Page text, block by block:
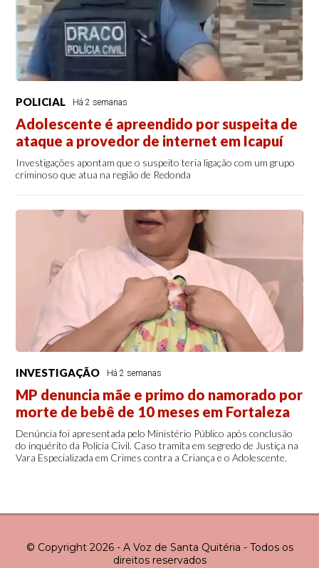
POLICIAL Há 2 semanas
Adolescente é apreendido por suspeita de
ataque a provedor de internet em Icapuí
Investigações apontam que o suspeito teria ligação com um grupo
criminoso que atua na região de Redonda
INVESTIGAÇÃO Há 2 semanas
MP denuncia mãe e primo do namorado por
morte de bebê de 10 meses em Fortaleza
Denúncia foi apresentada pelo Ministério Público após conclusão
do inquérito da Polícia Civil. Caso tramita em segredo de Justiça na
Vara Especializada em Crimes contra a Criança e o Adolescente.
© Copyright 2026 - A Voz de Santa Quitéria - Todos os
direitos reservados